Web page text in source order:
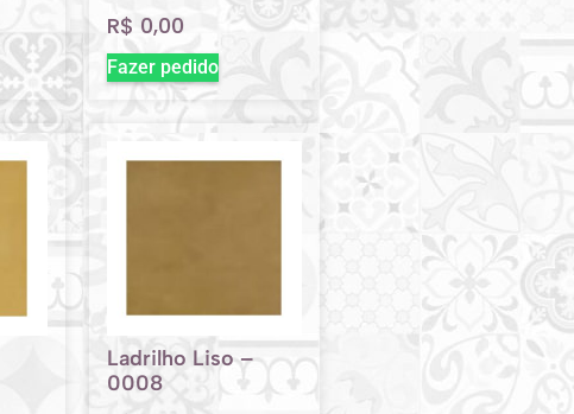
R$ 0,00
Fazer pedido
Ladrilho Liso –
0008